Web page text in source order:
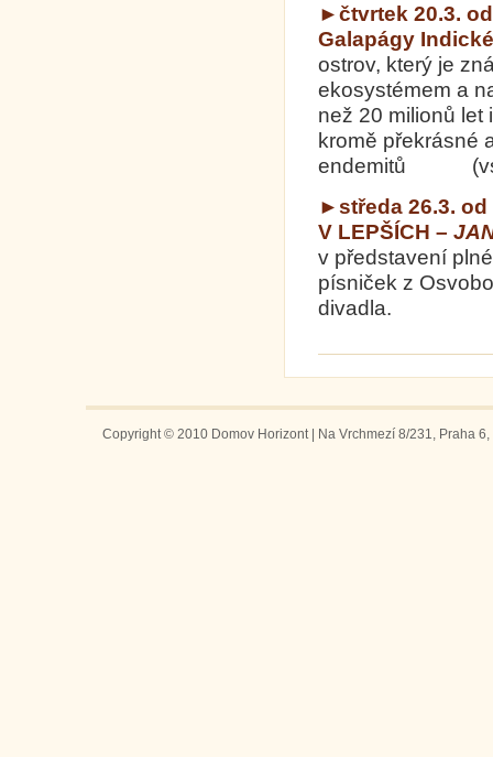
►čtvrtek 20.3.
Galapágy
ostrov, který je
ekosystémem a
než 20 milionů let
kromě překrásné
endemitů
►středa 26.3. od
V LEPŠÍCH –
v představení
písniček z
Copyright © 2010 Domov Horizont | Na Vrchmezí 8/231, Praha